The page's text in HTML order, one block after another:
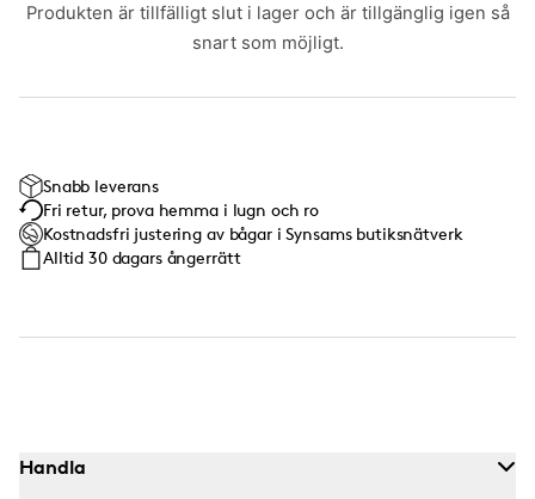
Produkten är tillfälligt slut i lager och är tillgänglig igen så
snart som möjligt.
Snabb leverans
Fri retur, prova hemma i lugn och ro
Kostnadsfri justering av bågar i Synsams butiksnätverk
Alltid 30 dagars ångerrätt
Handla